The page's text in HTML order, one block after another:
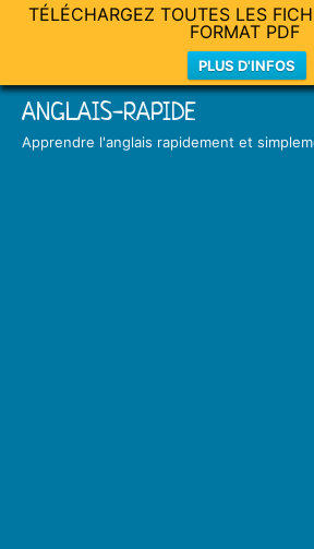
TÉLÉCHARGEZ TOUTES LES
FORMAT PDF
PLUS D'INFOS
SkipANGLAIS-RAPIDE
Apprendre l'anglais rapidement et